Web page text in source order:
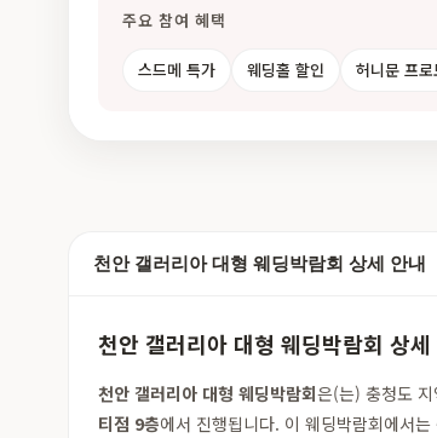
주요 참여 혜택
스드메 특가 웨딩홀 할인 허니문 프로
천안 갤러리아 대형 웨딩박람회 상세 안내
천안 갤러리아 대형 웨딩박람회 상세
천안 갤러리아 대형 웨딩박람회은(는) 충청도
티점 9층에서 진행됩니다. 이 웨딩박람회에서